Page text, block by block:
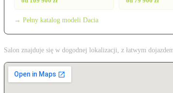
→ Pełny katalog modeli Dacia
Salon znajduje się w dogodnej lokalizacji, z łatwym